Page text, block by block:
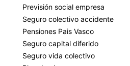
Previsión social empresa
Seguro colectivo accidente
Pensiones Pais Vasco
Seguro capital diferido
Seguro vida colectivo